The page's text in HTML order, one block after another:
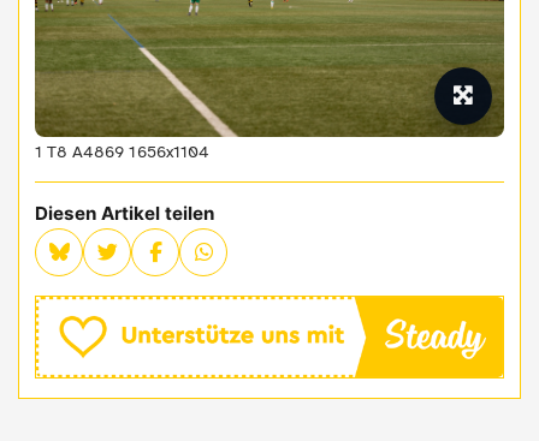
1 T8 A4869 1656x1104
Diesen Artikel teilen